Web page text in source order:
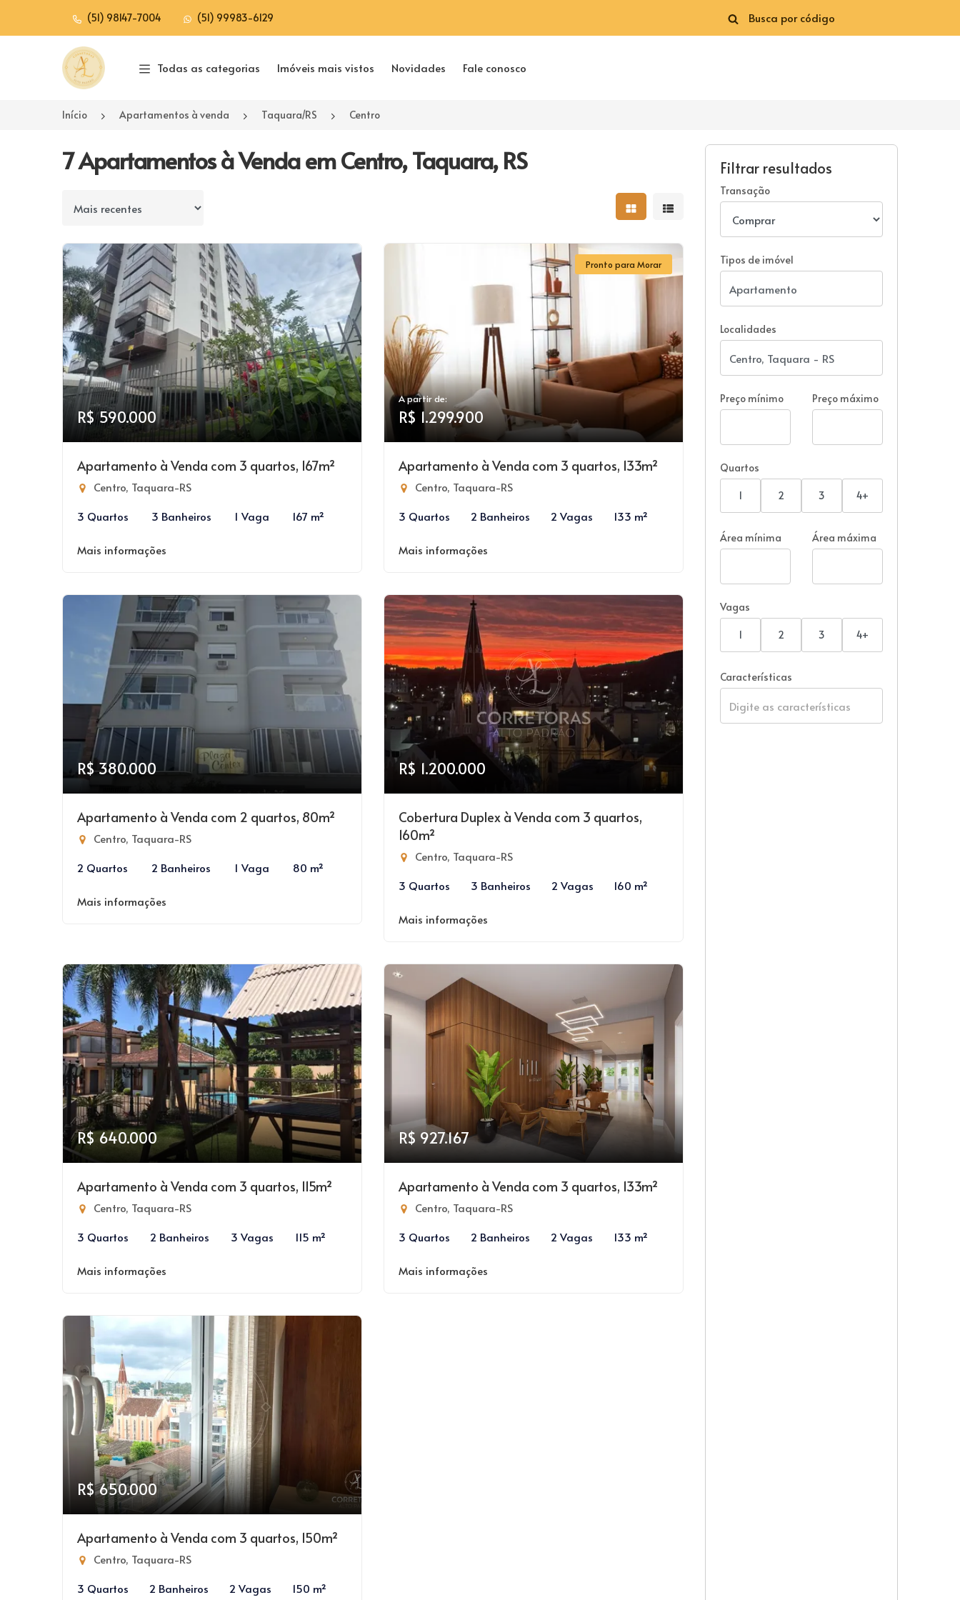
(51) 98147-7004 (51) 99983-6129
Página inicial
Todas as categorias Imóveis mais vistos Novidades Fale conosco
Início Apartamentos à venda Taquara/RS Centro
7 Apartamentos à Venda em Centro, Taquara, RS
Ordenar por Mostrar resultados em grade
Mostrar resultados em lista
R$ 590.000
Apartamento à Venda com 3 quartos, 167m²
Centro, Taquara-RS
3 Quartos
3 Banheiros 1 Vaga 167 m²
Mais informações
Pronto para Morar
A partir de:
R$ 1.299.900
Apartamento à Venda com 3 quartos, 133m²
Centro, Taquara-RS
3 Quartos
2 Banheiros 2 Vagas 133 m²
Mais informações
R$ 380.000
Apartamento à Venda com 2 quartos, 80m²
Centro, Taquara-RS
2 Quartos
2 Banheiros 1 Vaga 80 m²
Mais informações
R$ 1.200.000
Cobertura Duplex à Venda com 3 quartos,
160m²
Centro, Taquara-RS
3 Quartos
3 Banheiros 2 Vagas 160 m²
Mais informações
R$ 640.000
Apartamento à Venda com 3 quartos, 115m²
Centro, Taquara-RS
3 Quartos
2 Banheiros 3 Vagas 115 m²
Mais informações
R$ 927.167
Apartamento à Venda com 3 quartos, 133m²
Centro, Taquara-RS
3 Quartos
2 Banheiros 2 Vagas 133 m²
Mais informações
R$ 650.000
Apartamento à Venda com 3 quartos, 150m²
Centro, Taquara-RS
3 Quartos
2 Banheiros 2 Vagas 150 m²
Filtrar resultados
Transação
Tipos de imóvel
Localidades
Preço mínimo Preço máximo
Quartos
1 2 3 4+
Área mínima Área máxima
Vagas
1 2 3 4+
Características